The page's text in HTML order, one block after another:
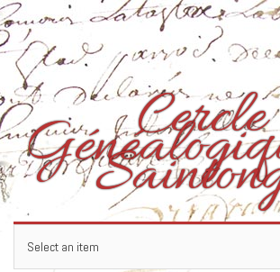
Skip
to
content
Cercle